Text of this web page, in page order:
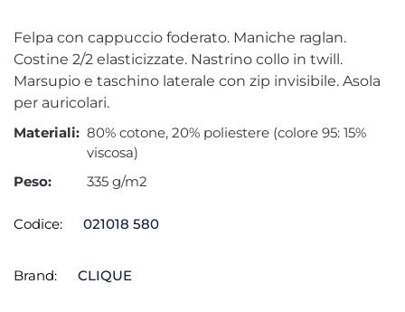
Felpa con cappuccio foderato. Maniche raglan.
Costine 2/2 elasticizzate. Nastrino collo in twill.
Marsupio e taschino laterale con zip invisibile. Asola
per auricolari.
Materiali: 80% cotone, 20% poliestere (colore 95: 15%
viscosa)
Peso:
335 g/m2
Codice: 021018 580
Brand: CLIQUE